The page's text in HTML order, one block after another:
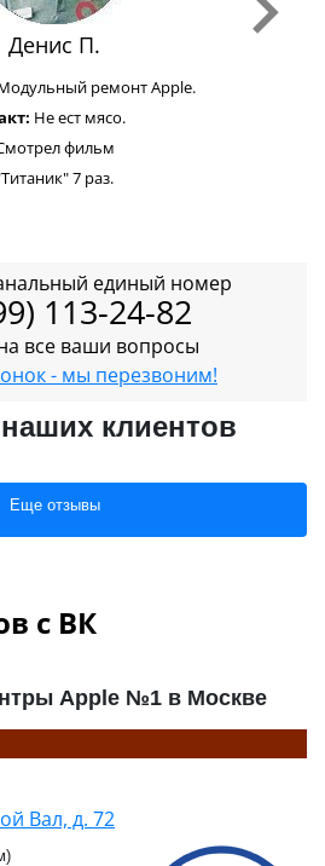
Денис П.
ремонт Apple.
Не ест мясо.
фильм
7 раз.
единый номер
113-24-82
все ваши вопросы
- мы перезвоним!
клиентов
Еще отзывы
с ВК
Apple №1 в Москве
Вал, д. 72